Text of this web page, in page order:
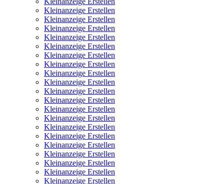
Kleinanzeige Erstellen
Kleinanzeige Erstellen
Kleinanzeige Erstellen
Kleinanzeige Erstellen
Kleinanzeige Erstellen
Kleinanzeige Erstellen
Kleinanzeige Erstellen
Kleinanzeige Erstellen
Kleinanzeige Erstellen
Kleinanzeige Erstellen
Kleinanzeige Erstellen
Kleinanzeige Erstellen
Kleinanzeige Erstellen
Kleinanzeige Erstellen
Kleinanzeige Erstellen
Kleinanzeige Erstellen
Kleinanzeige Erstellen
Kleinanzeige Erstellen
Kleinanzeige Erstellen
Kleinanzeige Erstellen